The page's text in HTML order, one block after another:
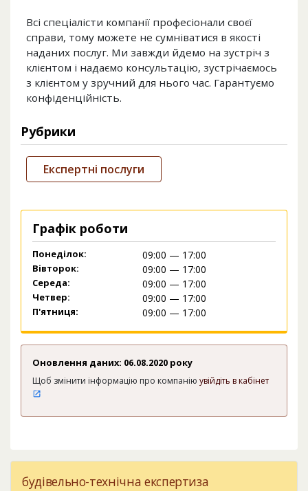
Всі спеціалісти компанії професіонали своєї
справи, тому можете не сумніватися в якості
наданих послуг. Ми завжди йдемо на зустріч з
клієнтом і надаємо консультацію, зустрічаємось
з клієнтом у зручний для нього час. Гарантуємо
конфіденційність.
Рубрики
Експертні послуги
Графік роботи
Понеділок: 09:00 — 17:00
Вівторок: 09:00 — 17:00
Середа: 09:00 — 17:00
Четвер: 09:00 — 17:00
П'ятниця: 09:00 — 17:00
Оновлення даних: 06.08.2020 року
Щоб змінити інформацію про компанію увійдіть в кабінет
будівельно-технічна експертиза